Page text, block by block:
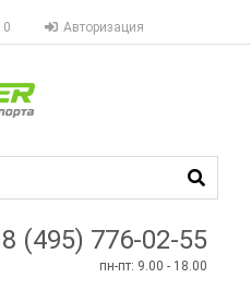
0 Авторизация
8 (495) 776-02-55
пн-пт: 9.00 - 18.00